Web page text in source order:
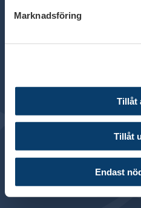
Marknadsföring
Tillåt
Tillåt
Endast
Postadress: Box 7603, 103 94
Besöksadress:
© 2024 Svenska
Om webbplatsen